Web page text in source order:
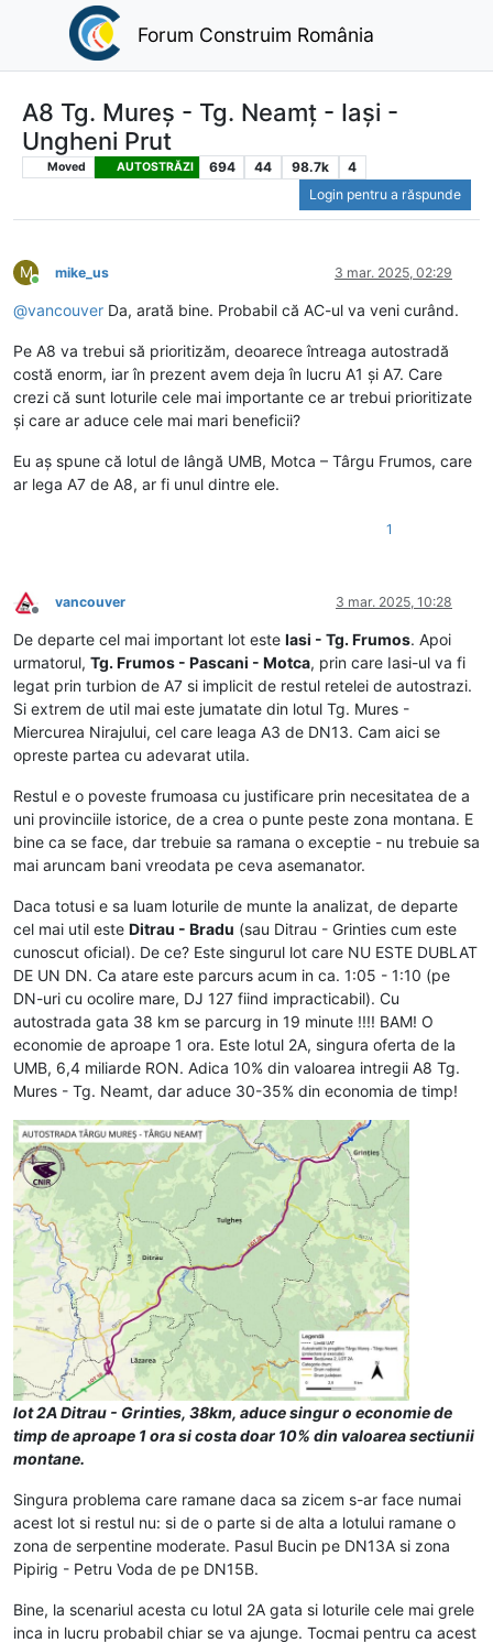
Forum Construim România
A8 Tg. Mureș - Tg. Neamț - Iași -
Ungheni Prut
Moved AUTOSTRĂZI 694 44 98.7k
4
Login pentru a răspunde
M
Conectat
mike_us 3 mar. 2025, 02:29
@vancouver Da, arată bine. Probabil că AC-ul va veni curând.
Pe A8 va trebui să prioritizăm, deoarece întreaga autostradă
costă enorm, iar în prezent avem deja în lucru A1 și A7. Care
crezi că sunt loturile cele mai importante ce ar trebui prioritizate
și care ar aduce cele mai mari beneficii?
Eu aș spune că lotul de lângă UMB, Motca – Târgu Frumos, care
ar lega A7 de A8, ar fi unul dintre ele.
1
Deconectat
vancouver 3 mar. 2025, 10:28
De departe cel mai important lot este Iasi - Tg. Frumos. Apoi
urmatorul, Tg. Frumos - Pascani - Motca, prin care Iasi-ul va fi
legat prin turbion de A7 si implicit de restul retelei de autostrazi.
Si extrem de util mai este jumatate din lotul Tg. Mures -
Miercurea Nirajului, cel care leaga A3 de DN13. Cam aici se
opreste partea cu adevarat utila.
Restul e o poveste frumoasa cu justificare prin necesitatea de a
uni provinciile istorice, de a crea o punte peste zona montana. E
bine ca se face, dar trebuie sa ramana o exceptie - nu trebuie sa
mai aruncam bani vreodata pe ceva asemanator.
Daca totusi e sa luam loturile de munte la analizat, de departe
cel mai util este Ditrau - Bradu (sau Ditrau - Grinties cum este
cunoscut oficial). De ce? Este singurul lot care NU ESTE DUBLAT
DE UN DN. Ca atare este parcurs acum in ca. 1:05 - 1:10 (pe
DN-uri cu ocolire mare, DJ 127 fiind impracticabil). Cu
autostrada gata 38 km se parcurg in 19 minute !!!! BAM! O
economie de aproape 1 ora. Este lotul 2A, singura oferta de la
UMB, 6,4 miliarde RON. Adica 10% din valoarea intregii A8 Tg.
Mures - Tg. Neamt, dar aduce 30-35% din economia de timp!
lot 2A Ditrau - Grinties, 38km, aduce singur o economie de
timp de aproape 1 ora si costa doar 10% din valoarea sectiunii
montane.
Singura problema care ramane daca sa zicem s-ar face numai
acest lot si restul nu: si de o parte si de alta a lotului ramane o
zona de serpentine moderate. Pasul Bucin pe DN13A si zona
Pipirig - Petru Voda de pe DN15B.
Bine, la scenariul acesta cu lotul 2A gata si loturile cele mai grele
inca in lucru probabil chiar se va ajunge. Tocmai pentru ca acest